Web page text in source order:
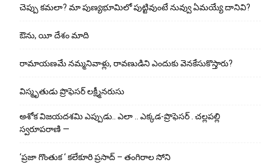
చెప్పు క‌మ‌లా? మా పుణ్యభూమిలో పుట్టివుంటే నువ్వు ఏమయ్యే దానివి?
ఔను, యీ దేశం మాది
రామాయణమే నమ్మనివాళ్లు, రావణుడిని ఎందుకు వెనకేసుకొస్తారు?
విస్మృతుడు ప్రొఫెసర్ లక్ష్మీనరుసు
అశోక విజ‌య‌ద‌శ‌మి ఎప్పుడు.. ఎలా .. ఎక్క‌డ‌-ప్రొఫెసర్ . చల్లపల్లి
స్వరూపరాణి —
‘ప్రజా గొంతుక ‘ కలేకూరి ప్రసాద్ – తంగిరాల సోని